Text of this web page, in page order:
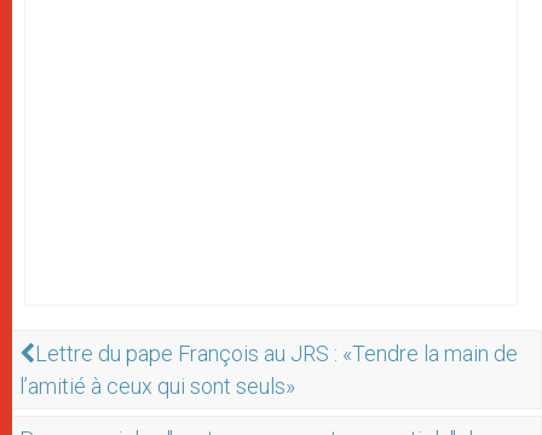
Lettre du pape François au JRS : «Tendre la main de
l’amitié à ceux qui sont seuls»